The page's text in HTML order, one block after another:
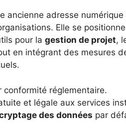
ancienne adresse
Elle se
pour la gestion de projet,
en intégrant des mesures
conformité réglementaire.
et légale aux services
des données par